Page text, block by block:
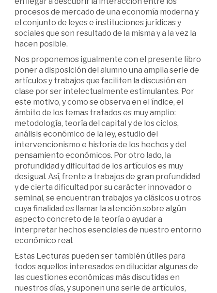
procesos de mercado de una economía moderna y
el conjunto de leyes e instituciones jurídicas y
sociales que son resultado de la misma y a la vez la
hacen posible.
Nos proponemos igualmente con el presente libro
poner a disposición del alumno una amplia serie de
artículos y trabajos que faciliten la discusión en
clase por ser intelectualmente estimulantes. Por
este motivo, y como se observa en el índice, el
ámbito de los temas tratados es muy amplio:
metodología, teoría del capital y de los ciclos,
análisis económico de la ley, estudio del
intervencionismo e historia de los hechos y del
pensamiento económicos. Por otro lado, la
profundidad y dificultad de los artículos es muy
desigual. Así, frente a trabajos de gran profundidad
y de cierta dificultad por su carácter innovador o
seminal, se encuentran trabajos ya clásicos u otros
cuya finalidad es llamar la atención sobre algún
aspecto concreto de la teoría o ayudar a
interpretar hechos esenciales de nuestro entorno
económico real.
Estas Lecturas pueden ser también útiles para
todos aquellos interesados en dilucidar algunas de
las cuestiones económicas más discutidas en
nuestros días, y suponen una serie de artículos,